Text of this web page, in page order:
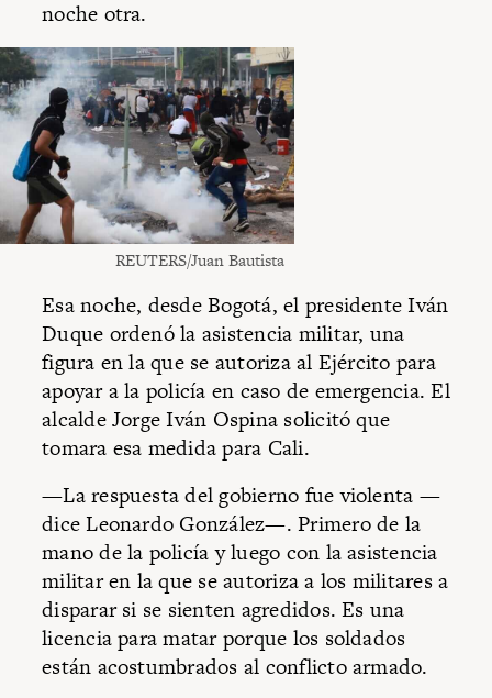
noche otra.
REUTERS/Juan Bautista
Esa noche, desde Bogotá, el presidente Iván
Duque ordenó la asistencia militar, una
figura en la que se autoriza al Ejército para
apoyar a la policía en caso de emergencia. El
alcalde Jorge Iván Ospina solicitó que
tomara esa medida para Cali.
—La respuesta del gobierno fue violenta —
dice Leonardo González—. Primero de la
mano de la policía y luego con la asistencia
militar en la que se autoriza a los militares a
disparar si se sienten agredidos. Es una
licencia para matar porque los soldados
están acostumbrados al conflicto armado.